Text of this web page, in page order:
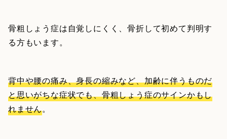
骨粗しょう症は自覚しにくく、骨折して初めて判明す
る方もいます。
背中や腰の痛み、身長の縮みなど、加齢に伴うものだ
と思いがちな症状でも、骨粗しょう症のサインかもし
れません。